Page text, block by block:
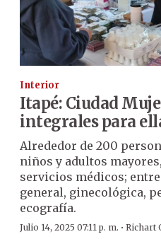
Interior
Itapé: Ciudad
integrales para
Alrededor de 200
niños y adultos
servicios médicos;
general, ginecológica,
ecografía.
Julio 14, 2025 07:11 p. m. · Richart